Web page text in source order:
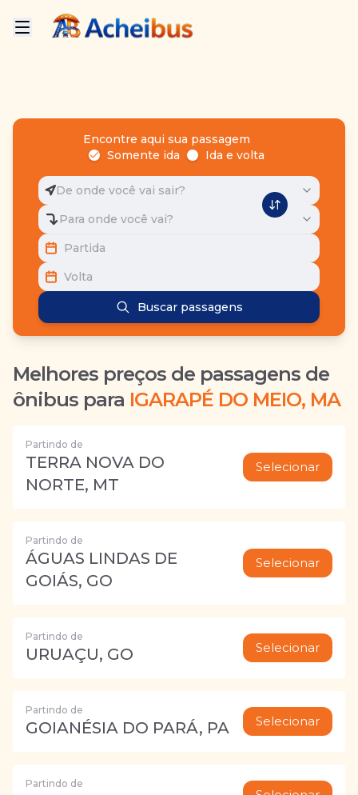
Encontre aqui sua passagem
Somente ida
Ida e volta
De onde você vai sair?
Para onde você vai?
Partida
Volta
Buscar passagens
Melhores preços de passagens de
ônibus para IGARAPÉ DO MEIO, MA
Partindo de
TERRA NOVA DO
NORTE, MT
Selecionar
Partindo de
ÁGUAS LINDAS DE
GOIÁS, GO
Selecionar
Partindo de
URUAÇU, GO Selecionar
Partindo de
GOIANÉSIA DO PARÁ, PA Selecionar
Partindo de